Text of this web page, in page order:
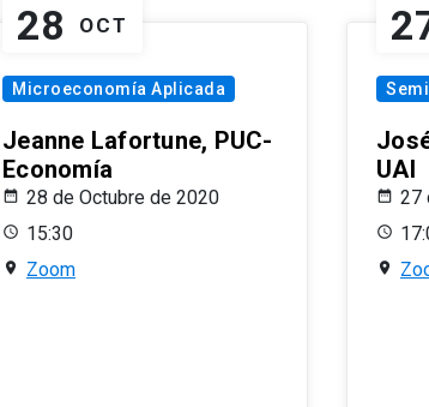
28 OCT
Microeconomía Aplicada
Jeanne Lafortune, PUC-
Economía
28 de Octubre de 2020
15:30
Zoom
UAI
27